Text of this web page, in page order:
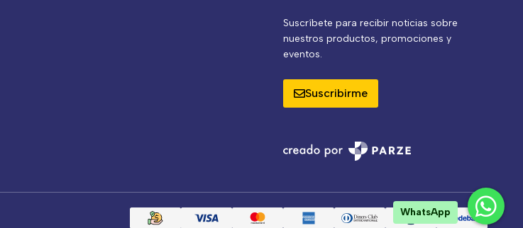
Suscríbete para recibir noticias sobre
nuestros productos, promociones y
eventos.
Suscribirme
WhatsApp